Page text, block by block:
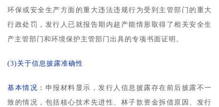
环保或安全生产方面的重大违法违规行为受到主管部门的重大
行政处罚，发行人已就报告期内超产能情形取得了相关安全生
产主管部门和环境保护主管部门出具的专项书面证明。
(3)关于信息披露准确性
基本情况： 申报材料显示，发行人信息披露存在前后披露不一
致的情况，包括核心技术先进性、林子歆资金拆借原因、发行